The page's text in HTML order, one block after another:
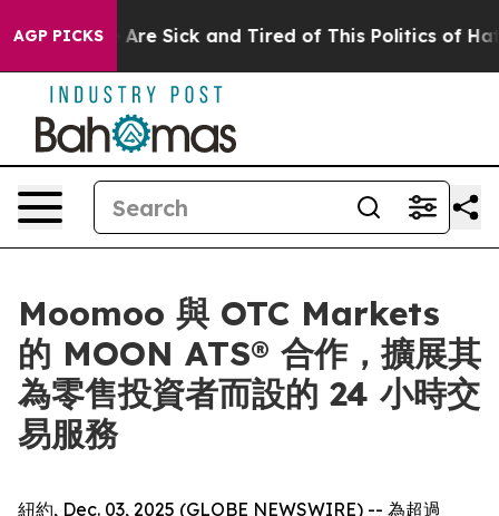
AGP PICKSAre Sick and Tired of This Politics of Hatred”
Moomoo 與 OTC Markets
的 MOON ATS® 合作，擴展其
為零售投資者而設的 24 小時交
易服務
紐約, Dec. 03, 2025 (GLOBE NEWSWIRE) -- 為超過